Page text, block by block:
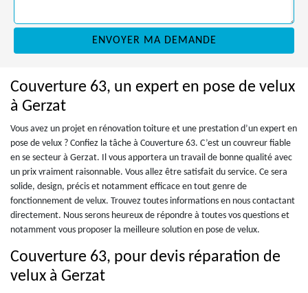
Couverture 63, un expert en pose de velux
à Gerzat
Vous avez un projet en rénovation toiture et une prestation d’un expert en
pose de velux ? Confiez la tâche à Couverture 63. C’est un couvreur fiable
en se secteur à Gerzat. Il vous apportera un travail de bonne qualité avec
un prix vraiment raisonnable. Vous allez être satisfait du service. Ce sera
solide, design, précis et notamment efficace en tout genre de
fonctionnement de velux. Trouvez toutes informations en nous contactant
directement. Nous serons heureux de répondre à toutes vos questions et
notamment vous proposer la meilleure solution en pose de velux.
Couverture 63, pour devis réparation de
velux à Gerzat